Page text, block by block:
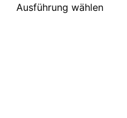
Ausführung wählen